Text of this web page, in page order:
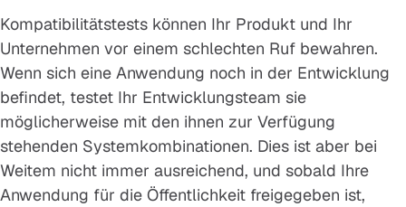
Kompatibilitätstests können Ihr Produkt und Ihr
Unternehmen vor einem schlechten Ruf bewahren.
Wenn sich eine Anwendung noch in der Entwicklung
befindet, testet Ihr Entwicklungsteam sie
möglicherweise mit den ihnen zur Verfügung
stehenden Systemkombinationen. Dies ist aber bei
Weitem nicht immer ausreichend, und sobald Ihre
Anwendung für die Öffentlichkeit freigegeben ist,